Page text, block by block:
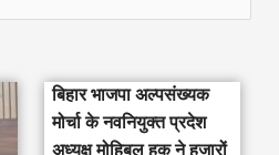
बिहार भाजपा अल्पसंख्यक
मोर्चा के नवनियुक्त प्रदेश